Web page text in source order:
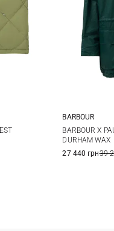
S
BARBOUR
BARBOUR X
DURHAM WAX
27 440 грн39